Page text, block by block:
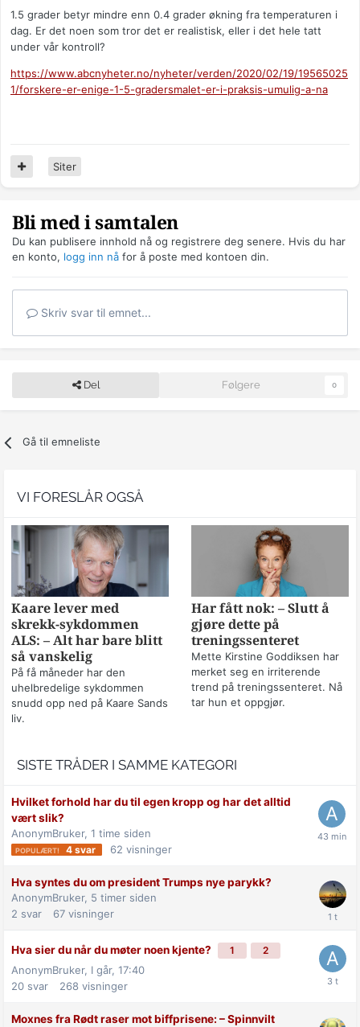
1.5 grader betyr mindre enn 0.4 grader økning fra temperaturen i
dag. Er det noen som tror det er realistisk, eller i det hele tatt
under vår kontroll?
https://www.abcnyheter.no/nyheter/verden/2020/02/19/19565025
1/forskere-er-enige-1-5-gradersmalet-er-i-praksis-umulig-a-na
Siter
Bli med i samtalen
Du kan publisere innhold nå og registrere deg senere. Hvis du har
en konto, logg inn nå for å poste med kontoen din.
Skriv svar til emnet...
Del Følgere 0
Gå til emneliste
VI FORESLÅR OGSÅ
Kaare lever med
skrekk-sykdommen
ALS: – Alt har bare blitt
så vanskelig
På få måneder har den
uhelbredelige sykdommen
snudd opp ned på Kaare Sands
liv.
Har fått nok: – Slutt å
gjøre dette på
treningssenteret
Mette Kirstine Goddiksen har
merket seg en irriterende
trend på treningssenteret. Nå
tar hun et oppgjør.
SISTE TRÅDER I SAMME KATEGORI
Hvilket forhold har du til egen kropp og har det alltid
vært slik?
AnonymBruker, 1 time siden
4 svar 62 visninger
Hva syntes du om president Trumps nye parykk?
AnonymBruker, 5 timer siden
2 svar 67 visninger
Hva sier du når du møter noen kjente? 1 2
AnonymBruker, I går, 17:40
20 svar 268 visninger
Moxnes fra Rødt raser mot biff­prisene: –⁠ Spinnvilt